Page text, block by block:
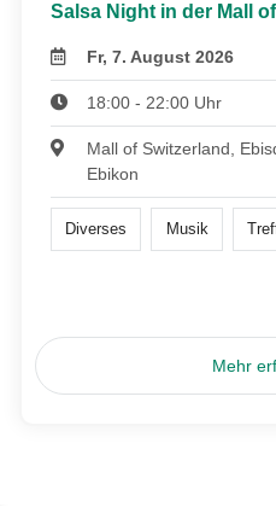
Salsa Night in der Mall
Fr, 7. August 2026
18:00 - 22:00 Uhr
Mall of Switzerland,
Ebikon
Diverses Musik
Mehr